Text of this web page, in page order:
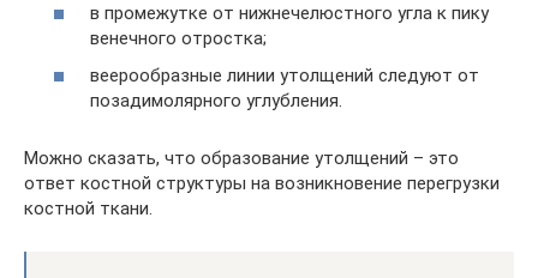
в промежутке от нижнечелюстного угла к пику
венечного отростка;
веерообразные линии утолщений следуют от
позадимолярного углубления.
Можно сказать, что образование утолщений – это
ответ костной структуры на возникновение перегрузки
костной ткани.